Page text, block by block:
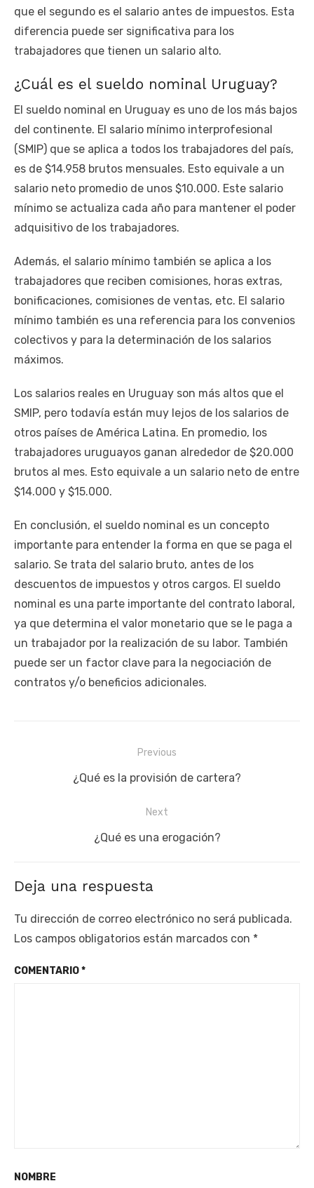
que el segundo es el salario antes de impuestos. Esta
diferencia puede ser significativa para los
trabajadores que tienen un salario alto.
¿Cuál es el sueldo nominal Uruguay?
El sueldo nominal en Uruguay es uno de los más bajos
del continente. El salario mínimo interprofesional
(SMIP) que se aplica a todos los trabajadores del país,
es de $14.958 brutos mensuales. Esto equivale a un
salario neto promedio de unos $10.000. Este salario
mínimo se actualiza cada año para mantener el poder
adquisitivo de los trabajadores.
Además, el salario mínimo también se aplica a los
trabajadores que reciben comisiones, horas extras,
bonificaciones, comisiones de ventas, etc. El salario
mínimo también es una referencia para los convenios
colectivos y para la determinación de los salarios
máximos.
Los salarios reales en Uruguay son más altos que el
SMIP, pero todavía están muy lejos de los salarios de
otros países de América Latina. En promedio, los
trabajadores uruguayos ganan alrededor de $20.000
brutos al mes. Esto equivale a un salario neto de entre
$14.000 y $15.000.
En conclusión, el sueldo nominal es un concepto
importante para entender la forma en que se paga el
salario. Se trata del salario bruto, antes de los
descuentos de impuestos y otros cargos. El sueldo
nominal es una parte importante del contrato laboral,
ya que determina el valor monetario que se le paga a
un trabajador por la realización de su labor. También
puede ser un factor clave para la negociación de
contratos y/o beneficios adicionales.
Previous
Previous
¿Qué es la provisión de cartera?
Next
Next
¿Qué es una erogación?
Deja una respuesta
Tu dirección de correo electrónico no será publicada.
Los campos obligatorios están marcados con *
COMENTARIO*
NOMBRE